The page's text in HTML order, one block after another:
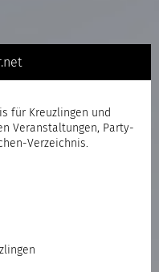
für Kreuzlingen und
Veranstaltungen, Party-
Verzeichnis.